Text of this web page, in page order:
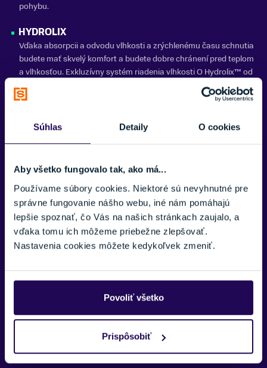
Súhlas Detaily O cookies
Aby všetko fungovalo tak, ako má...
Používame súbory cookies. Niektoré sú nevyhnutné pre
správne fungovanie nášho webu, iné nám pomáhajú
lepšie spoznať, čo Vás na našich stránkach zaujalo, a
vďaka tomu ich môžeme priebežne zlepšovať.
Nastavenia cookies môžete kedykoľvek zmeniť.
Povoliť všetko
Prispôsobiť
pohybu.
HYDROLIX
Vďaka absorpcii a odvodu vlhkosti a zrýchlenému času schnutia
budete mať skvelý komfort a budete dobre chránení pred teplom
a vlhkosťou. Exkluzívny systém riadenia vlhkosti O Hydrolix™ od
Oakely je vždy v prevádzke, keď ste vy.
strane ľavej nohy
Kompresia
podporuje prietok krvi a zlepšuje prísun kyslíka do svalového
tkaniva pre väčší výkon počas cvičenia.
SPF 50+
Pokročilá úprava tkaniny poskytuje „vynikajúcu“ ochranu pred
Apex Chamois Pad
Ponúkaný model šortiek je vybavený špeciálnou vložkou, ktorá je
oblasti. Zabraňuje tiež odieraniu. Šortky s vložkou ti umožnia
šliapať do pedálov dlhé hodiny s maximálnym pohodlím. Hrúbka